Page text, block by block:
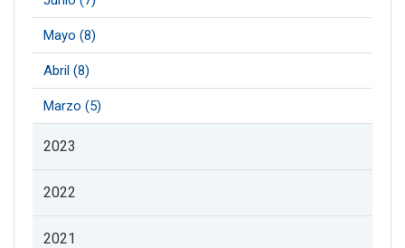
Mayo (8)
Abril (8)
Marzo (5)
2023
2022
2021